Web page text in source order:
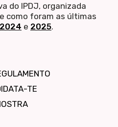
do IPDJ, organizada
como foram as últimas
2024 e 2025.
TE